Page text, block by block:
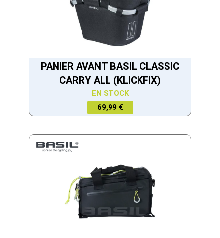
PANIER AVANT BASIL CLASSIC
CARRY ALL (KLICKFIX)
EN STOCK
69,99 €